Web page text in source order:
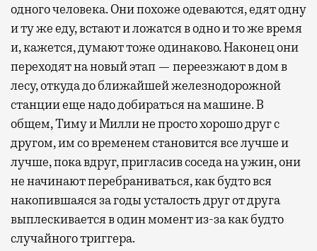
одного человека. Они похоже одеваются, едят одну
и ту же еду, встают и ложатся в одно и то же время
и, кажется, думают тоже одинаково. Наконец они
переходят на новый этап — переезжают в дом в
лесу, откуда до ближайшей железнодорожной
станции еще надо добираться на машине. В
общем, Тиму и Милли не просто хорошо друг с
другом, им со временем становится все лучше и
лучше, пока вдруг, пригласив соседа на ужин, они
не начинают перебраниваться, как будто вся
накопившаяся за годы усталость друг от друга
выплескивается в один момент из-за как будто
случайного триггера.